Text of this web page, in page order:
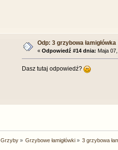
Odp: 3 grzybowa łamigłówka
« Odpowiedź #14 dnia: Maja
Dasz tutaj odpowiedź?
Grzyby» Grzybowe łamigłówki» 3 grzybowa